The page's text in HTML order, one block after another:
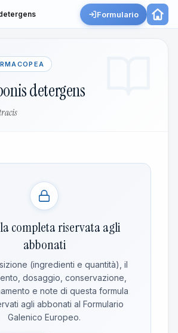
Formulario
detergens
completa riservata agli
abbonati
(ingredienti e quantità), il
dosaggio, conservazione,
e note di questa formula
agli abbonati al Formulario
Galenico Europeo.